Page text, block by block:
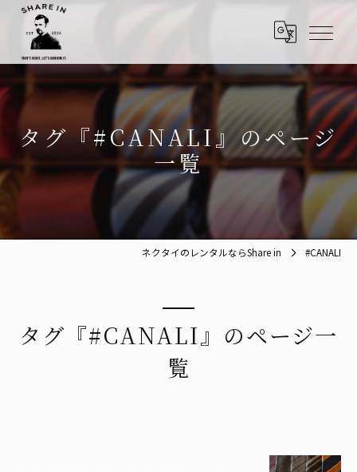
タグ『#CANALI』のページ
一覧
ネクタイのレンタルならShare in #CANALI
タグ『#CANALI』のページ一
覧